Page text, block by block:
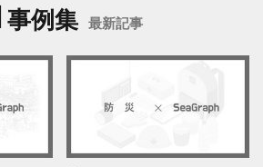
事例集 最新記事